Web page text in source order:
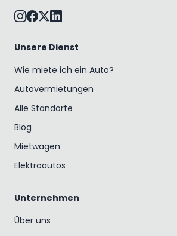
Unsere Dienst
Wie miete ich ein Auto?
Autovermietungen
Alle Standorte
Blog
Mietwagen
Elektroautos
Unternehmen
Über uns